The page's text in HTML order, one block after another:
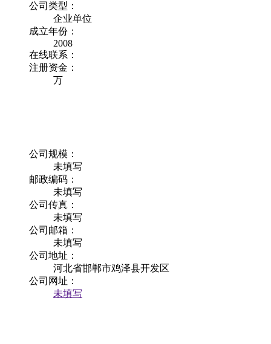
公司类型：
企业单位
成立年份：
2008
在线联系：
注册资金：
万
公司规模：
未填写
邮政编码：
未填写
公司传真：
未填写
公司邮箱：
未填写
公司地址：
河北省邯郸市鸡泽县开发区
公司网址：
未填写